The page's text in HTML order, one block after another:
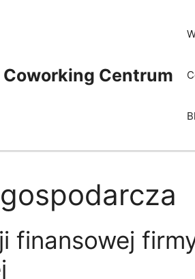
Coworking Centrum
finansowej